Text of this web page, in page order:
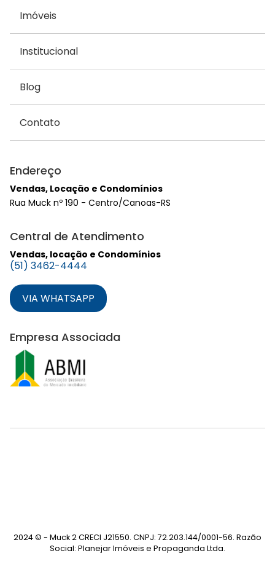
Imóveis
Institucional
Blog
Contato
Endereço
Vendas, Locação e Condomínios
Rua Muck nº 190 - Centro/Canoas-RS
Central de Atendimento
Vendas, locação e Condomínios
(51) 3462-4444
VIA WHATSAPP
Empresa Associada
2024 © - Muck 2 CRECI J21550. CNPJ: 72.203.144/0001-56. Razão
Social: Planejar Imóveis e Propaganda Ltda.